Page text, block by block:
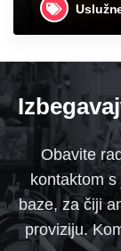
Obavite
kontaktom
baze, za čiji
proviziju.